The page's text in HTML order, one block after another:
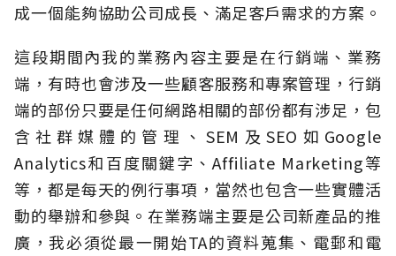
成一個能夠協助公司成長、滿足客戶需求的方案。
這段期間內我的業務內容主要是在行銷端、業務
端，有時也會涉及一些顧客服務和專案管理，行銷
端的部份只要是任何網路相關的部份都有涉足，包
含社群媒體的管理、SEM及SEO如Google
Analytics和百度關鍵字、Affiliate Marketing等
等，都是每天的例行事項，當然也包含一些實體活
動的舉辦和參與。在業務端主要是公司新產品的推
廣，我必須從最一開始TA的資料蒐集、電郵和電